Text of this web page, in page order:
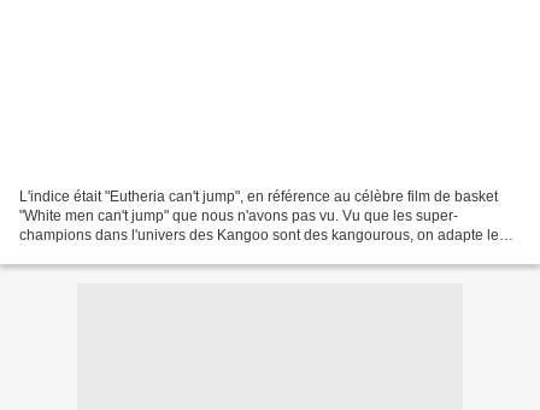
L'indice était "Eutheria can't jump", en référence au célèbre film de basket
"White men can't jump" que nous n'avons pas vu. Vu que les super-
champions dans l'univers des Kangoo sont des kangourous, on adapte le